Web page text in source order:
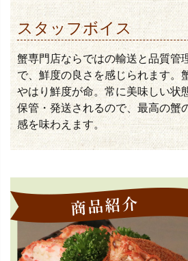
スタッフボイス
蟹専門店ならではの輸送と品質管
で、鮮度の良さを感じられます。
やはり鮮度が命。常に美味しい状
保管・発送されるので、最高の蟹
感を味わえます。